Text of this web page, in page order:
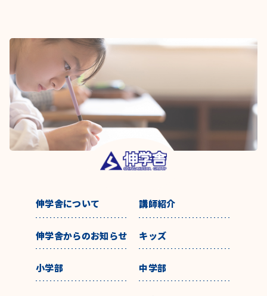
伸学舎について 講師紹介
伸学舎からのお知らせ キッズ
小学部 中学部